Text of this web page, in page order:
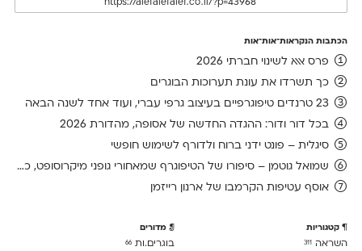
הכתבות הנקראות־אות־אות
פרס אאא לשינוי חברתי 2026
כך תשרדו את עונת תערוכות הבוגרים
23 טרנדים טיפוגרפיים בעיצוב גרפי עברי, ועוד אחד לשנה הבאה
בכל דור ודור: ההגדה החדשה של אסופה, מהדורת 2026
סיגלית – פונט ידני ברוח ולדורף לשימוש חופשי
שמואל גוטמן – סיפורו של הטיפוגרף שמאחורי גופני מיקרוסופט, כפי שנחשף בארכיון של נינתו
אוסף עטיפות הקרמבו של ארנון רייזמן
קטגוריות
השראה 311
מדורים
בוגרים.ות66